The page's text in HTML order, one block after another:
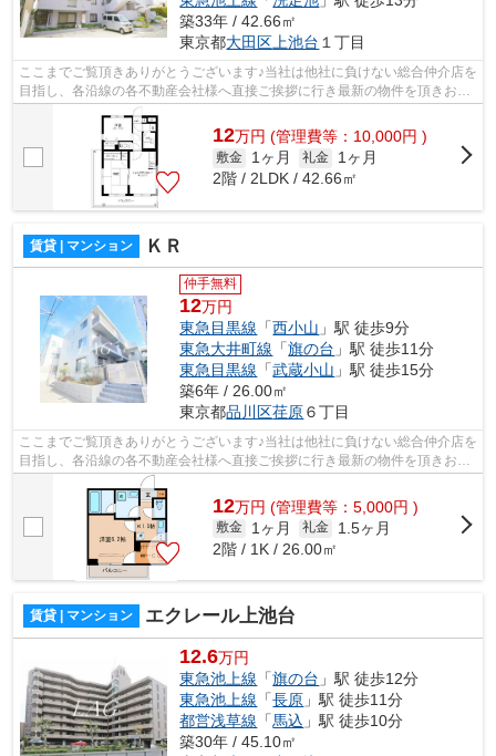
築33年 / 42.66㎡
東京都大田区 上池台 １丁目
ここまでご覧頂きありがとうございます♪当社は他社に負けない総合仲介店を
目指し、各沿線の各不動産会社様へ直接ご挨拶に行き最新の物件を頂きお客
様へ提供しております！最新の情報は...
12万円 (管理費等：10,000円 )
敷金 1ヶ月 礼金
1ヶ月
2階 / 2LDK / 42.66㎡
賃貸 | マンション ＫＲ
仲手無料
12万円
東急目黒線 「西小山 」駅 徒歩9分
東急大井町線 「旗の台 」駅 徒歩11分
東急目黒線 「武蔵小山 」駅 徒歩15分
築6年 / 26.00㎡
東京都品川区荏原６丁目
ここまでご覧頂きありがとうございます♪当社は他社に負けない総合仲介店を
目指し、各沿線の各不動産会社様へ直接ご挨拶に行き最新の物件を頂きお客
様へ提供しております！最新の情報は...
12万円 (管理費等：5,000円 )
敷金 1ヶ月 礼金
1.5ヶ月
2階 / 1K / 26.00㎡
賃貸 | マンション エクレール上池台
12.6万円
東急池上線 「旗の台 」駅 徒歩12分
東急池上線 「長原 」駅 徒歩11分
都営浅草線 「馬込 」駅 徒歩10分
築30年 / 45.10㎡